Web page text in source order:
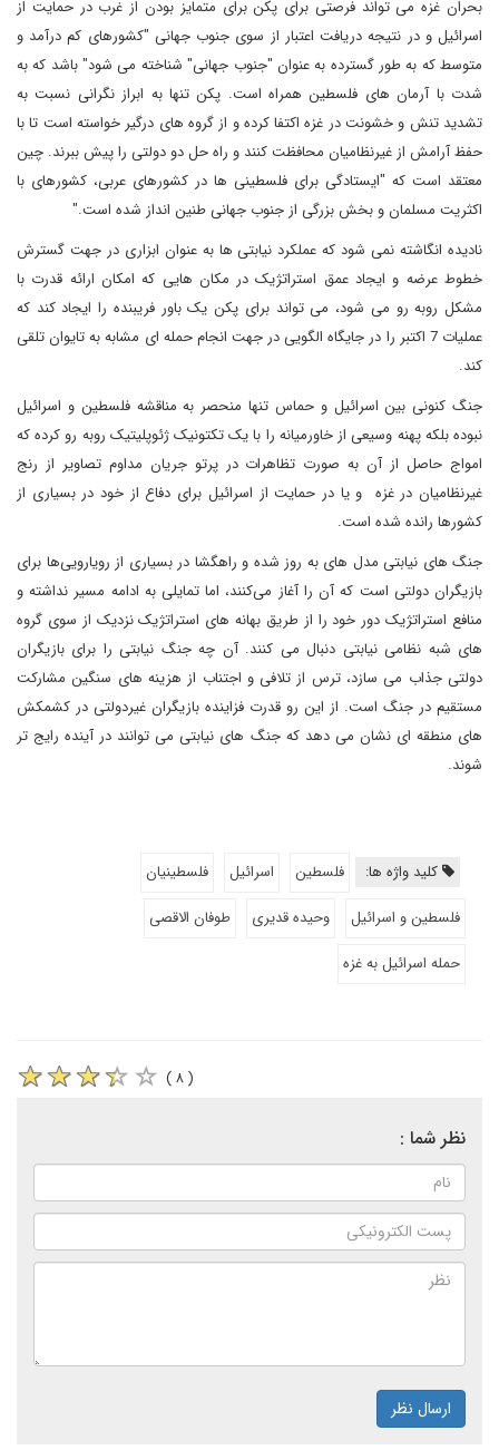
بحران غزه می تواند فرصتی برای پکن برای متمایز بودن از غرب در حمایت از
اسرائیل و در نتیجه دریافت اعتبار از سوی جنوب جهانی "کشورهای کم درآمد و
متوسط که به طور گسترده به عنوان "جنوب جهانی" شناخته می شود" باشد که به
شدت با آرمان های فلسطین همراه است. پکن تنها به ابراز نگرانی نسبت به
تشدید تنش و خشونت در غزه اکتفا کرده و از گروه های درگیر خواسته است تا با
حفظ آرامش از غیرنظامیان محافظت کنند و راه حل دو دولتی را پیش ببرند. چین
معتقد است که "ایستادگی برای فلسطینی ها در کشورهای عربی، کشورهای با
اکثریت مسلمان و بخش بزرگی از جنوب جهانی طنین انداز شده است."
نادیده انگاشته نمی شود که عملکرد نیابتی ها به عنوان ابزاری در جهت گسترش
خطوط عرضه و ایجاد عمق استراتژیک در مکان هایی که امکان ارائه قدرت با
مشکل روبه رو می شود، می تواند برای پکن یک باور فریبنده را ایجاد کند که
عملیات 7 اکتبر را در جایگاه الگویی در جهت انجام حمله ای مشابه به تایوان تلقی
کند.
جنگ کنونی بین اسرائیل و حماس تنها منحصر به مناقشه فلسطین و اسرائیل
نبوده بلکه پهنه وسیعی از خاورمیانه را با یک تکتونیک ژئوپلیتیک روبه رو کرده که
امواج حاصل از آن به صورت تظاهرات در پرتو جریان مداوم تصاویر از رنج
غیرنظامیان در غزه و یا در حمایت از اسرائیل برای دفاع از خود در بسیاری از
کشورها رانده شده است.
جنگ های نیابتی مدل های به روز شده و راهگشا در بسیاری از رویارویی‌ها برای
بازیگران دولتی است که آن را آغاز می‌کنند، اما تمایلی به ادامه مسیر نداشته و
منافع استراتژیک دور خود را از طریق بهانه های استراتژیک نزدیک از سوی گروه
های شبه نظامی نیابتی دنبال می کنند. آن چه جنگ نیابتی را برای بازیگران
دولتی جذاب می سازد، ترس از تلافی و اجتناب از هزینه های سنگین مشارکت
مستقیم در جنگ است. از این رو قدرت فزاینده بازیگران غیردولتی در کشمکش
های منطقه ای نشان می دهد که جنگ های نیابتی می توانند در آینده رایج تر
شوند.
کلید واژه ها: فلسطین اسرائیل
فلسطینیان
فلسطین و اسرائیل
وحیده قدیری
طوفان الاقصی
حمله اسرائیل به غزه
( ۸ )
نظر شما :
ارسال نظر